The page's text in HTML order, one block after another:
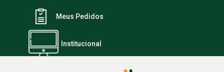
Meus Pedidos
Institucional